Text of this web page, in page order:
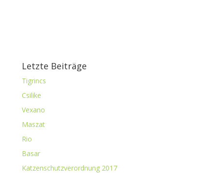
Letzte Beiträge
Tigrincs
Csilike
Vexano
Maszat
Rio
Basar
Katzenschutzverordnung 2017